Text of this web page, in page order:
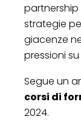
partnership
strategie
giacenze
pressioni
Segue un
corsi di
2024.